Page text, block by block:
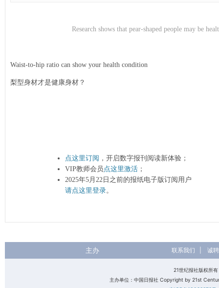
Research shows that pear-shaped people may be
Waist-to-hip ratio can show your health condition
梨型身材才是健康身材？
点这里订阅 ，开启数字报刊阅读新体验；
VIP教师会员点这里激活 ；
2025年5月22日之前的报纸电子版订阅用户
请点这里登录。
主办 联系我们 诚
21世纪报社版权所
主办单位：中国日报社 Copyright by 21st